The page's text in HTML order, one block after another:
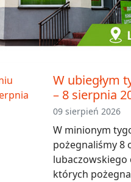
W ubiegłym
– 8 sierpnia
09 sierpień 2026
W minionym
pożegnaliśmy 8
lubaczowskiego
których